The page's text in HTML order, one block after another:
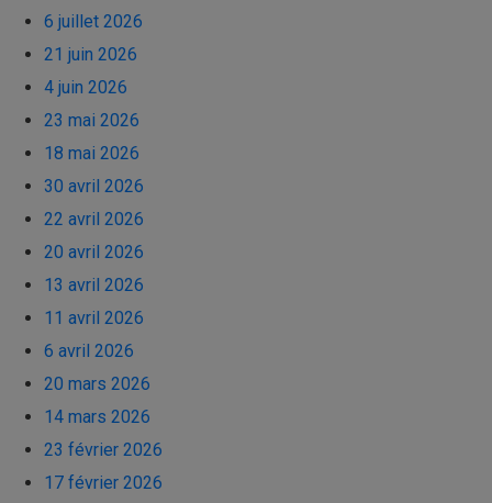
6 juillet 2026
21 juin 2026
4 juin 2026
23 mai 2026
18 mai 2026
30 avril 2026
22 avril 2026
20 avril 2026
13 avril 2026
11 avril 2026
6 avril 2026
20 mars 2026
14 mars 2026
23 février 2026
17 février 2026